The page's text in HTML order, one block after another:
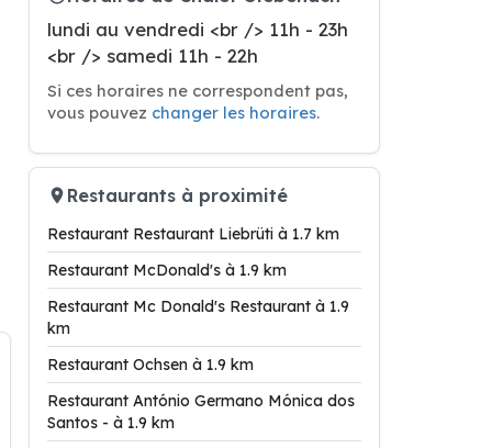
lundi au vendredi <br /> 11h - 23h
<br /> samedi 11h - 22h
Si ces horaires ne correspondent pas,
vous pouvez changer les horaires.
Restaurants à proximité
Restaurant Restaurant Liebrüti à 1.7 km
Restaurant McDonald's à 1.9 km
Restaurant Mc Donald's Restaurant à 1.9
km
Restaurant Ochsen à 1.9 km
Restaurant António Germano Mónica dos
Santos - à 1.9 km